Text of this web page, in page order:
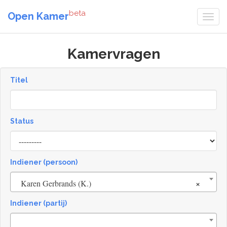
Open Kamerbeta
Kamervragen
Titel
Status
[invalid
name]
Indiener (persoon)
×
Karen Gerbrands (K.)
Indiener (partij)